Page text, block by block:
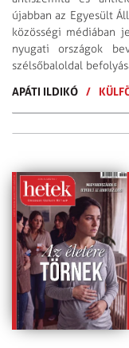
újabban az Egyesült
közösségi médiában
nyugati országok
szélsőbaloldal
APÁTI ILDIKÓ /